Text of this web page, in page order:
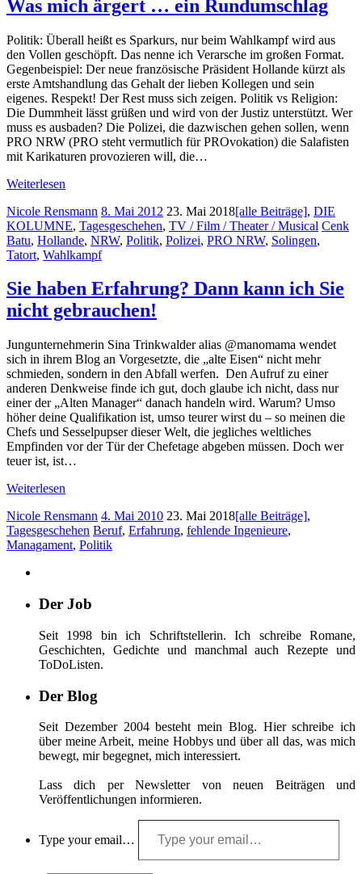
Was mich ärgert … ein Rundumschlag
Politik: Überall heißt es Sparkurs, nur beim Wahlkampf wird aus
den Vollen geschöpft. Das nenne ich Verarsche im großen Format.
Gegenbeispiel: Der neue französische Präsident Hollande kürzt als
erste Amtshandlung das Gehalt der lieben Kollegen und sein
eigenes. Respekt! Der Rest muss sich zeigen. Politik vs Religion:
Die Dummheit lässt grüßen und wird von der Justiz unterstützt. Wer
muss es ausbaden? Die Polizei, die dazwischen gehen sollen, wenn
PRO NRW (PRO steht vermutlich für PROvokation) die Salafisten
mit Karikaturen provozieren will, die…
Weiterlesen
Nicole Rensmann 8. Mai 2012 23. Mai 2018[alle Beiträge], DIE
KOLUMNE, Tagesgeschehen, TV / Film / Theater / Musical Cenk
Batu, Hollande, NRW, Politik, Polizei, PRO NRW, Solingen,
Tatort, Wahlkampf
Sie haben Erfahrung? Dann kann ich Sie
nicht gebrauchen!
Jungunternehmerin Sina Trinkwalder alias @manomama wendet
sich in ihrem Blog an Vorgesetzte, die „alte Eisen“ nicht mehr
schmieden, sondern in den Abfall werfen. Den Aufruf zu einer
anderen Denkweise finde ich gut, doch glaube ich nicht, dass nur
einer der „Alten Manager“ danach handeln wird. Warum? Umso
höher deine Qualifikation ist, umso teurer wirst du – so meinen die
Chefs und Sesselpupser dieser Welt, die jegliches weltliches
Empfinden vor der Tür der Chefetage abgeben müssen. Doch wer
teuer ist, ist…
Weiterlesen
Nicole Rensmann 4. Mai 2010 23. Mai 2018[alle Beiträge],
Tagesgeschehen Beruf, Erfahrung, fehlende Ingenieure,
Managament, Politik
Der Job
Seit 1998 bin ich Schriftstellerin. Ich schreibe Romane,
Geschichten, Gedichte und manchmal auch Rezepte und
ToDoListen.
Der Blog
Seit Dezember 2004 besteht mein Blog. Hier schreibe ich
über meine Arbeit, meine Hobbys und über all das, was mich
bewegt, mir begegnet, mich interessiert.
Lass dich per Newsletter von neuen Beiträgen und
Veröffentlichungen informieren.
Type your email…